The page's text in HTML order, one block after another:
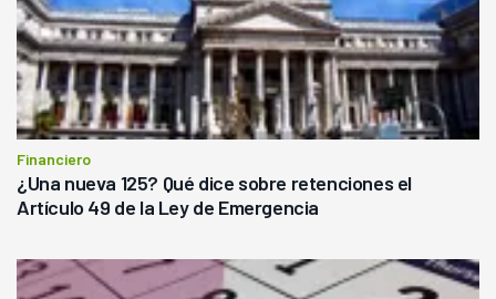
Financiero
¿Una nueva 125? Qué dice sobre retenciones el
Artículo 49 de la Ley de Emergencia